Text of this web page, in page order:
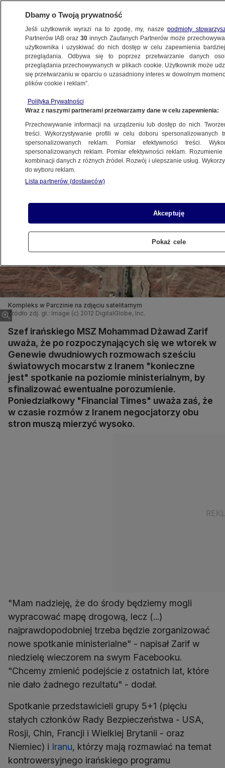
ŚWIAT
kompromisu"?
14.10.2013, 10:55Aktualizacja: 14.10.2013, 11:08
Udostępnij
Kompleks w Parczinie na zdjęciu satelitarnym
Źródło zdj. gł.: Image (c) 2012 DigitalGlobe, Inc.
Szef irańskiego MSZ Mohammad Dżawad Zarif
uważa, że po rozpoczynających się we wtorek w
Genewie dwudniowych rozmowach sześciu
światowych mocarstw z Iranem "konieczne
jest" spotkanie na poziomie ministerialnym, by
sfinalizować ewentualne porozumienie.
Poniedziałkowy "Financial Times" uważa zaś, że
w czasie rozmów z Iranem negocjatorzy obu
stron muszą mierzyć wysoko.
"Mam nadzieję, że do środy będziemy mogli
wypracować mapę drogową, lecz (...)
najprawdopodobniej trzeba będzie zorganizować
nowe spotkanie ministerialne" - napisał Zarif w
niedzielę wieczorem na swym Facebooku.
"Chcemy zmienić podejście z ostatnich lat, które
nie dało żadnego rezultatu" - dodał.
Spotkanie przedstawicieli grupy 5+1 (pięciu
stałych członków Rady Bezpieczeństwa - USA,
Rosji, Chin, Francji i Wielkiej Brytanii - oraz
Niemiec) i Iranu, którzy mają rozmawiać na temat
kontrowersyjnego irańskiego programu
Dbamy o Twoją prywatność
Jeśli użytkownik wyrazi na to zgodę, my, naszepodmioty
Partnerów IAB oraz30 innych Zaufanych Partnerów może
użytkownika i uzyskiwać do nich dostęp w celu zapewnienia
przeglądania. Odbywa się to poprzez przetwarzanie danych
przeglądania przechowywanych w plikach cookie. Użytkownik może
się przetwarzaniu w oparciu o uzasadniony interes w dowolnym
plików cookie i reklam”.
Polityka Prywatności
Wraz z naszymi partnerami przetwarzamy dane w celu zapewnienia:
Przechowywanie informacji na urządzeniu lub dostęp do nich.
treści. Wykorzystywanie profili w celu doboru spersonalizowanych
spersonalizowanych reklam. Pomiar efektywności treści.
spersonalizowanych reklam. Pomiar efektywności reklam.
kombinacji danych z różnych źródeł. Rozwój i ulepszanie usług.
do wyboru reklam.
Lista partnerów (dostawców)
Akceptuję
Pokaż cele